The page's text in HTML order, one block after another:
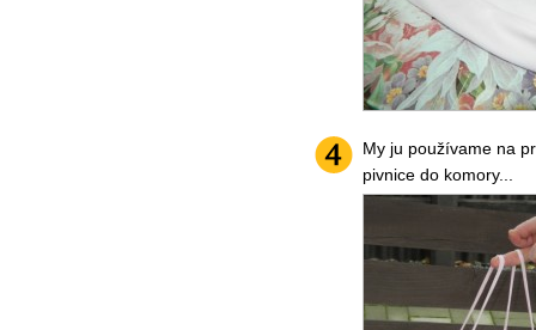
My ju používame na
pivnice do komory...